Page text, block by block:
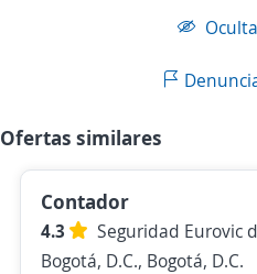
Ofertas similares
Contador
4.3
Seguridad Eurovic
Bogotá, D.C., Bogotá, D.C.